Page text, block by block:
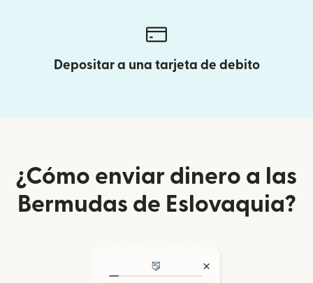
Depositar a una tarjeta de debito
¿Cómo enviar dinero a las
Bermudas de Eslovaquia?